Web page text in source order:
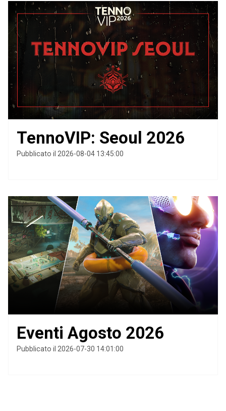
TennoVIP: Seoul 2026
Pubblicato il 2026-08-04 13:45:00
Eventi Agosto 2026
Pubblicato il 2026-07-30 14:01:00